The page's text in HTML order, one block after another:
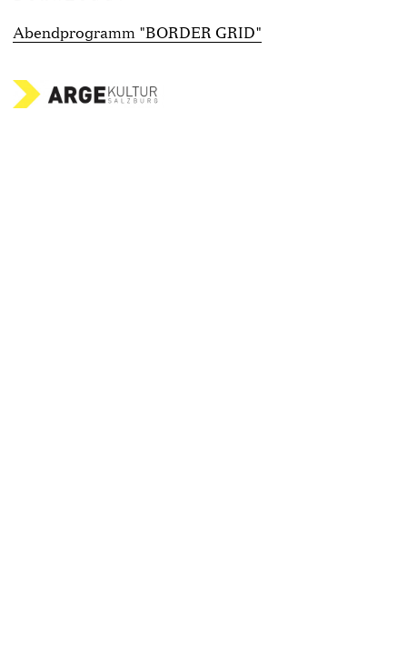
Abendprogramm "BORDER GRID"